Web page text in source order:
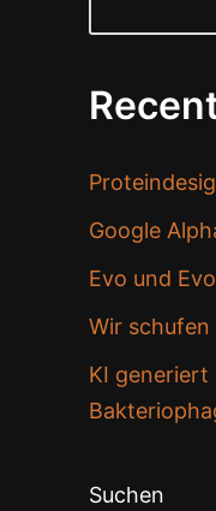
Google
Evo und
Wir schufen
KI generiert
Suchen